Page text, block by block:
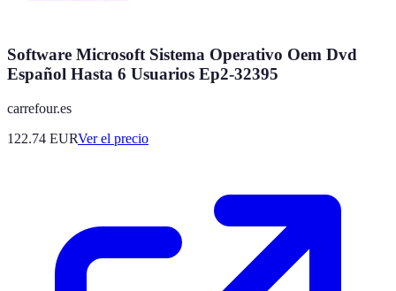
Software Microsoft Sistema Operativo Oem Dvd
Español Hasta 6 Usuarios Ep2-32395
carrefour.es
122.74 EURVer el precio